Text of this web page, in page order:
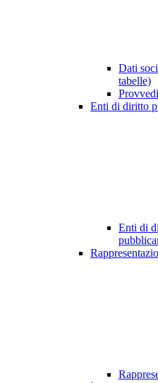
Dati
tabelle)
Enti di diritto
Enti di